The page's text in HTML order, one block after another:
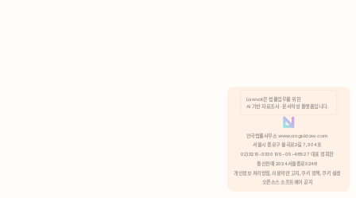
분석 쿠키 허용
Lawvot은 법률업무를 위한
AI 기반 자료조사 · 문서작성 플랫폼입니다.
안국법률사무소 www.anguklaw.com
서울시 종로구 율곡로2길 7, 304호
02)3210-3330 105-05-48527 대표 정희찬
통신판매 2024서울종로0248
개인정보 처리방침, 이용약관 고지, 쿠키 정책, 쿠키 설정
오픈소스 소프트웨어 공지